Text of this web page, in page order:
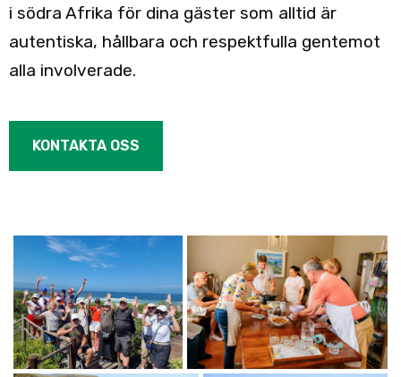
i södra Afrika för dina gäster som alltid är
autentiska, hållbara och respektfulla gentemot
alla involverade.
KONTAKTA OSS